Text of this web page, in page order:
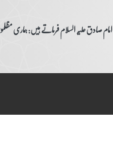
امام صادق علیہ السلام فرماتے ہیں: ہماری